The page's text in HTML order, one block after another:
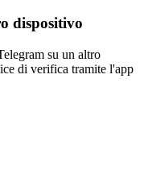
dispositivo
su un altro
di verifica tramite l'app